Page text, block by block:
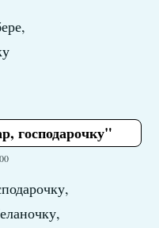
господарочку"